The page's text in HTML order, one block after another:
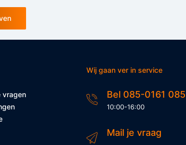
fiets die ik gekocht heb bij Superfietsen in elkaar
vragen
Wij gaan ver in service
Bel 085-0161 085
10:00-16:00
Mail je vraag